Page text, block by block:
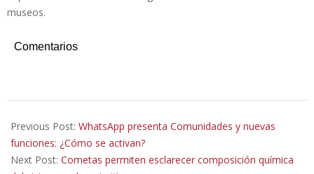
museos.
Comentarios
11-
04
Previous Post: WhatsApp presenta Comunidades y nuevas
funciones: ¿Cómo se activan?
Next Post: Cometas permiten esclarecer composición química